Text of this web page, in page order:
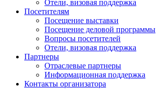
Отели, визовая поддержка
Посетителям
Посещение выставки
Посещение деловой программы
Вопросы посетителей
Отели, визовая поддержка
Партнеры
Отраслевые партнеры
Информационная поддержка
Контакты организатора